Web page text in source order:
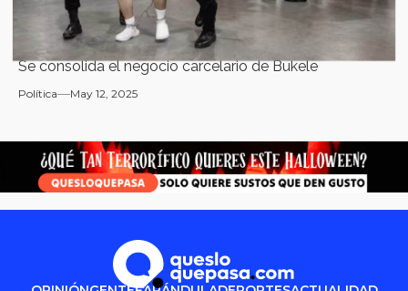
Se consolida el negocio carcelario de Bukele
Política May 12, 2025